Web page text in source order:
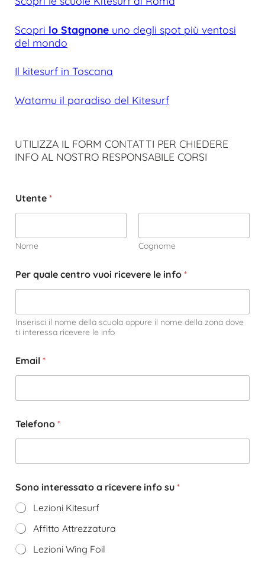
Scopri lo Stagnone uno degli spot più ventosi
del mondo
Il kitesurf in Toscana
Watamu il paradiso del Kitesurf
UTILIZZA IL FORM CONTATTI PER CHIEDERE
INFO AL NOSTRO RESPONSABILE CORSI
Utente *
Nome Cognome
Per quale centro vuoi ricevere le info *
Inserisci il nome della scuola oppure il nome della zona dove
ti interessa ricevere le info
Email *
Telefono *
Sono interessato a ricevere info su *
Lezioni Kitesurf
Affitto Attrezzatura
Lezioni Wing Foil